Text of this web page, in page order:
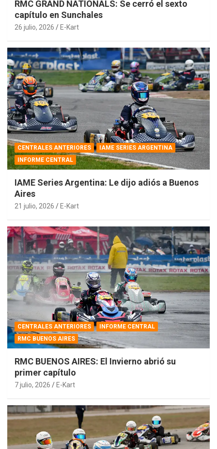
RMC GRAND NATIONALS: Se cerró el sexto
capítulo en Sunchales
26 julio, 2026 E-Kart
CENTRALES ANTERIORES
IAME SERIES ARGENTINA
INFORME CENTRAL
IAME Series Argentina: Le dijo adiós a Buenos
Aires
21 julio, 2026 E-Kart
CENTRALES ANTERIORES
INFORME CENTRAL
RMC BUENOS AIRES
RMC BUENOS AIRES: El Invierno abrió su
primer capítulo
7 julio, 2026 E-Kart